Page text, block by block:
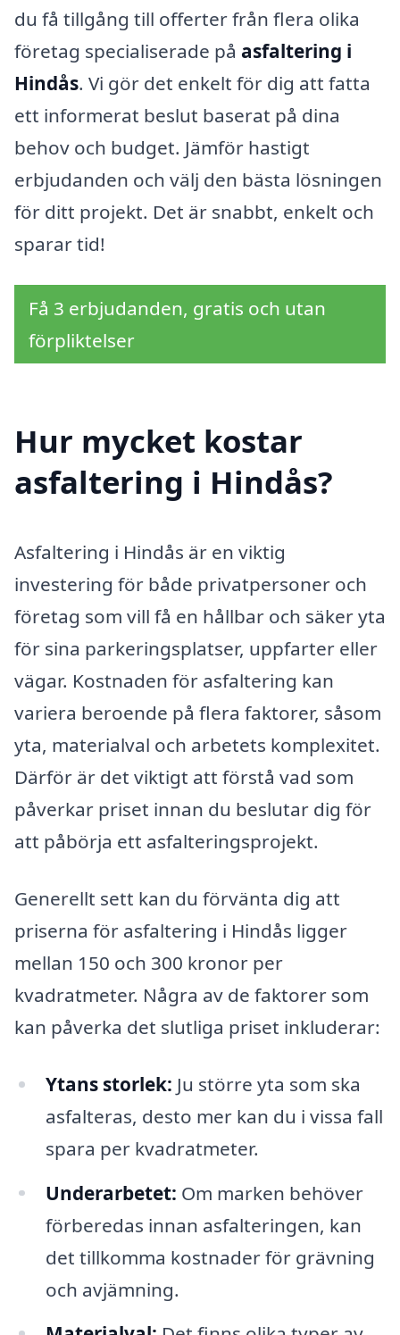
du få tillgång till offerter från flera olika
företag specialiserade på asfaltering i
Hindås. Vi gör det enkelt för dig att fatta
ett informerat beslut baserat på dina
behov och budget. Jämför hastigt
erbjudanden och välj den bästa lösningen
för ditt projekt. Det är snabbt, enkelt och
sparar tid!
Få 3 erbjudanden, gratis och utan
förpliktelser
Hur mycket kostar
asfaltering i Hindås?
Asfaltering i Hindås är en viktig
investering för både privatpersoner och
företag som vill få en hållbar och säker yta
för sina parkeringsplatser, uppfarter eller
vägar. Kostnaden för asfaltering kan
variera beroende på flera faktorer, såsom
yta, materialval och arbetets komplexitet.
Därför är det viktigt att förstå vad som
påverkar priset innan du beslutar dig för
att påbörja ett asfalteringsprojekt.
Generellt sett kan du förvänta dig att
priserna för asfaltering i Hindås ligger
mellan 150 och 300 kronor per
kvadratmeter. Några av de faktorer som
kan påverka det slutliga priset inkluderar:
Ytans storlek: Ju större yta som ska
asfalteras, desto mer kan du i vissa fall
spara per kvadratmeter.
Underarbetet: Om marken behöver
förberedas innan asfalteringen, kan
det tillkomma kostnader för grävning
och avjämning.